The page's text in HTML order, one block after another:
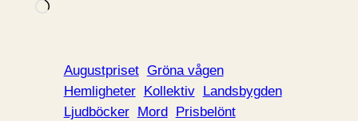
L
Augustpriset Gröna vågen
Hemligheter
Kollektiv
Landsbygden
Ljudböcker
Mord
Prisbelönt